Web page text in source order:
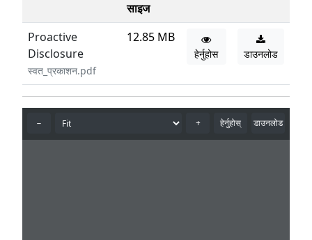
साइज
Proactive
Disclosure
स्वत_प्रकाशन.pdf
12.85 MB
हेर्नुहोस डाउनलोड